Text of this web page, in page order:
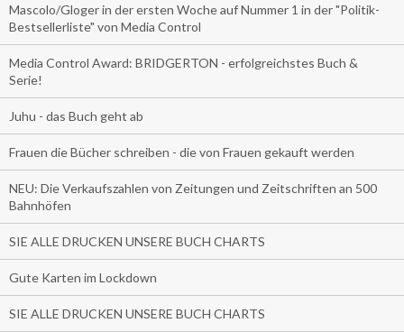
Mascolo/Gloger in der ersten Woche auf Nummer 1 in der "Politik-
Bestsellerliste" von Media Control
Media Control Award: BRIDGERTON - erfolgreichstes Buch &
Serie!
Juhu - das Buch geht ab
Frauen die Bücher schreiben - die von Frauen gekauft werden
NEU: Die Verkaufszahlen von Zeitungen und Zeitschriften an 500
Bahnhöfen
SIE ALLE DRUCKEN UNSERE BUCH CHARTS
Gute Karten im Lockdown
SIE ALLE DRUCKEN UNSERE BUCH CHARTS